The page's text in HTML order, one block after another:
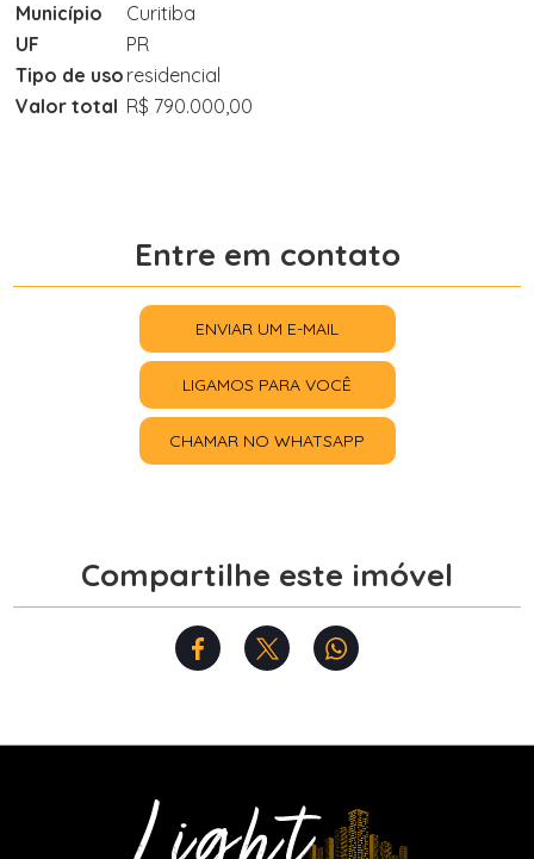
Município
Curitiba
UF
PR
Tipo de uso residencial
Valor total R$ 790.000,00
Entre em contato
ENVIAR UM E-MAIL
LIGAMOS PARA VOCÊ
CHAMAR NO WHATSAPP
Compartilhe este imóvel